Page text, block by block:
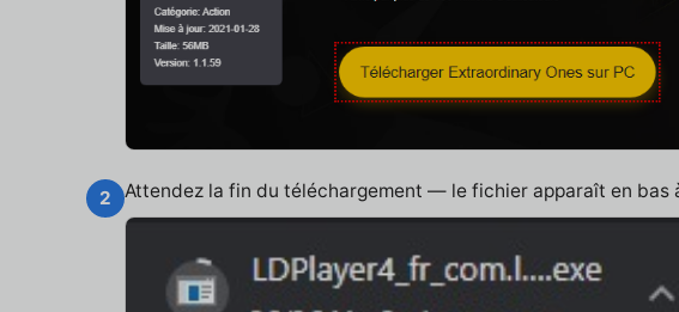
2 Attendez la fin du téléchargement — le fichier apparaît en bas